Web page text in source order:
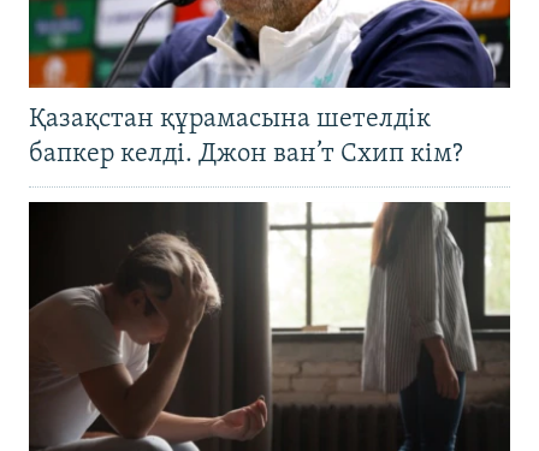
Қазақстан құрамасына шетелдік
бапкер келді. Джон ван’т Схип кім?